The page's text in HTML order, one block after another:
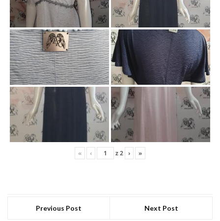
« ‹ z2 › »
Previous Post Next Post